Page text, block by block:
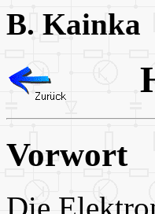
B. Kainka
Vorwort
Die